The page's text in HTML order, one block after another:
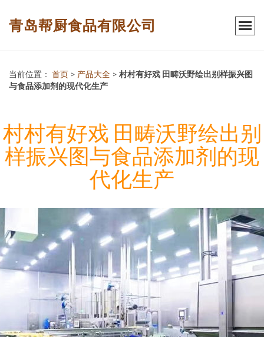
青岛帮厨食品有限公司
当前位置： 首页 > 产品大全 > 村村有好戏 田畴沃野绘出别样振兴图
与食品添加剂的现代化生产
村村有好戏 田畴沃野绘出别
样振兴图与食品添加剂的现
代化生产